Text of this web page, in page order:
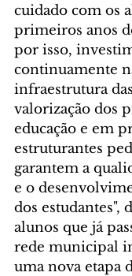
cuidado com os
primeiros anos
por isso,
continuamente
infraestrutura
valorização dos
educação e em
estruturantes
garantem a
e o
dos estudantes",
alunos que já
rede municipal
uma nova etapa